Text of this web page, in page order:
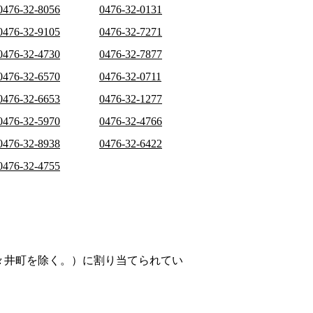
32-8056
0476-32-0131
32-9105
0476-32-7271
32-4730
0476-32-7877
32-6570
0476-32-0711
32-6653
0476-32-1277
32-5970
0476-32-4766
32-8938
0476-32-6422
32-4755
町を除く。） に割り当てられてい